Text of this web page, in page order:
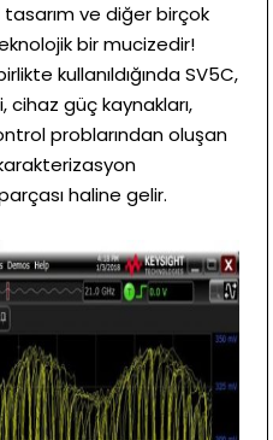
tasarım ve diğer birçok
bir mucizedir!
kullanıldığında SV5C,
güç kaynakları,
problarından oluşan
haline gelir.